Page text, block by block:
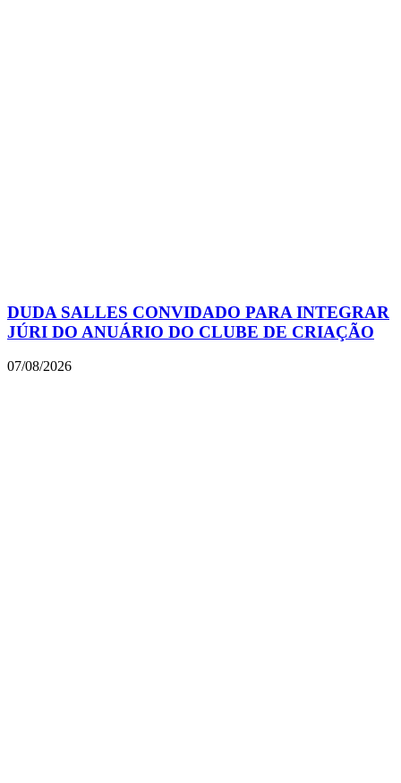
DUDA SALLES CONVIDADO PARA INTEGRAR
JÚRI DO ANUÁRIO DO CLUBE DE CRIAÇÃO
07/08/2026